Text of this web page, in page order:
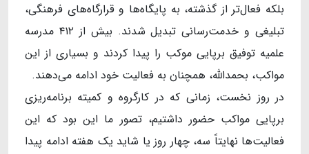
بلکه فعال‌تر از گذشته، به پایگاه‌ها و قرارگاه‌های فرهنگی،
تبلیغی و خدمت‌رسانی تبدیل شدند. بیش از ۴۱۲ مدرسه
علمیه توفیق برپایی موکب را پیدا کردند و بسیاری از این
مواکب، بحمدالله، همچنان به فعالیت خود ادامه می‌دهند.
در روز نخست، زمانی که در کارگروه و کمیته برنامه‌ریزی
برپایی مواکب حضور داشتیم، تصور ما این بود که این
فعالیت‌ها نهایتاً سه، چهار روز یا شاید یک هفته ادامه پیدا